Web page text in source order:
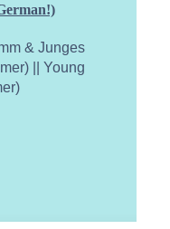
& Junges
|| Young